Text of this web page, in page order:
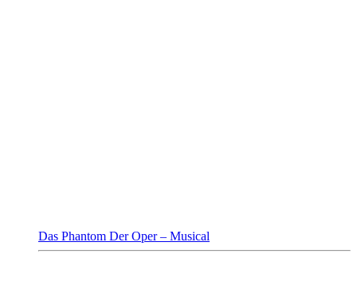
Das Phantom Der Oper – Musical